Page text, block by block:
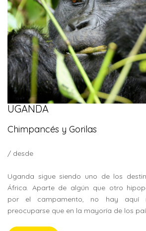
UGANDA
Chimpancés y Gorilas
/ desde
Uganda sigue siendo uno de los
África. Aparte de algún que otro
por el campamento, no hay aquí
preocuparse que en la mayoría de los